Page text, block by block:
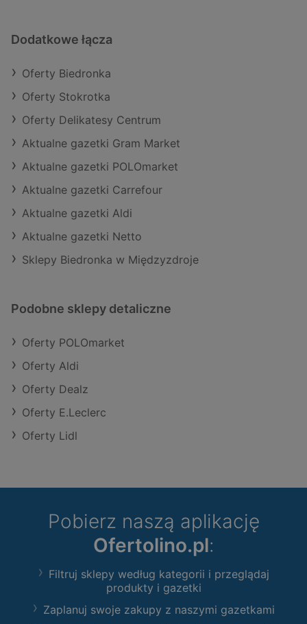
Dodatkowe łącza
Oferty Biedronka
Oferty Stokrotka
Oferty Delikatesy Centrum
Aktualne gazetki Gram Market
Aktualne gazetki POLOmarket
Aktualne gazetki Carrefour
Aktualne gazetki Aldi
Aktualne gazetki Netto
Sklepy Biedronka w Międzyzdroje
Podobne sklepy detaliczne
Oferty POLOmarket
Oferty Aldi
Oferty Dealz
Oferty E.Leclerc
Oferty Lidl
Pobierz naszą aplikację
Ofertolino.pl:
Filtruj sklepy według kategorii i przeglądaj
produkty i gazetki
Zaplanuj swoje zakupy z naszymi gazetkami